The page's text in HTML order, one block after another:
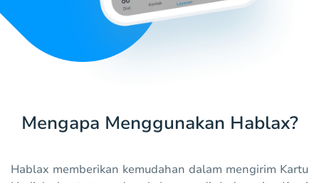
Mengapa Menggunakan Hablax?
Hablax memberikan kemudahan dalam mengirim Kartu